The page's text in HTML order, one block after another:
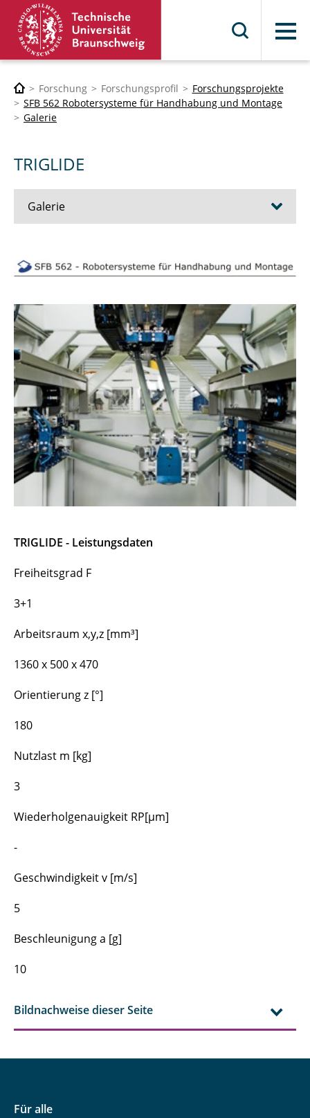
Menü
Forschung Forschungsprofil
Forschungsprojekte
SFB 562 Robotersysteme für Handhabung und Montage
Galerie
TRIGLIDE
Galerie
PARAPLACER
PARMA
PORTYS
TRIGLIDE
TRIGLIDE - Leistungsdaten
Freiheitsgrad F
3+1
Arbeitsraum x,y,z [mm³]
1360 x 500 x 470
Orientierung z [°]
180
Nutzlast m [kg]
3
Wiederholgenauigkeit RP[µm]
-
Geschwindigkeit v [m/s]
5
Beschleunigung a [g]
10
Bildnachweise dieser Seite
Für alle